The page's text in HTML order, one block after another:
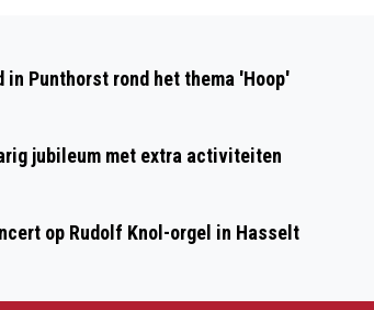
MET
in Punthorst rond het thema 'Hoop'
jubileum met extra activiteiten
op Rudolf Knol-orgel in Hasselt